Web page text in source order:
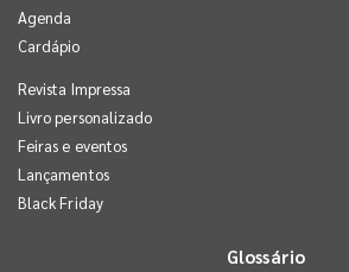
Agenda
Cardápio
Revista Impressa
Livro personalizado
Feiras e eventos
Lançamentos
Black Friday
Glossário